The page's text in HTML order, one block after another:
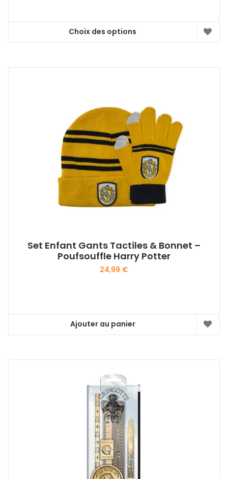
Choix des options
Ce
options
peuvent
être
choisies
sur
la
page
du
produit
Set Enfant Gants Tactiles & Bonnet –
Poufsouffle Harry Potter
24,99 €
Ajouter au panier